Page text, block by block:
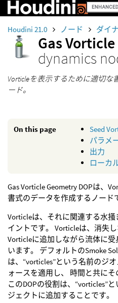
Houdini 21.0 ノード ダイ
Gas
dynamics
Vorticleを表示するために適切な
ード。
On this page
Seed
パラメ
出力
ローカ
Gas Vorticle Geometry DOPは、
書式のデータを作成するノード
Vorticleは、それに関連する水
イントです。 Vorticleは、消失
Vorticleに追加しながら流体に
います。 デフォルトのSmoke
は、“vorticles”という名前のジ
ォースを適用し、 時間と共にそ
このDOPの役割は、“vorticles”
ジェクトに追加することです。